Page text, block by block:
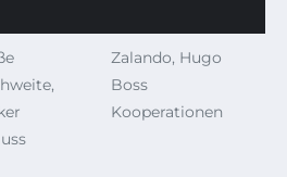
Zalando, Hugo
Boss
Kooperationen